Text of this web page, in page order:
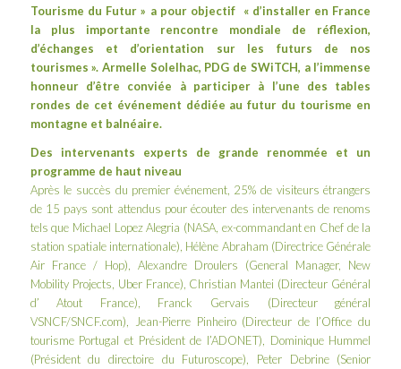
Tourisme du Futur » a pour objectif « d’installer en France
la plus importante rencontre mondiale de réflexion,
d’échanges et d’orientation sur les futurs de nos
tourismes ». Armelle Solelhac, PDG de SWiTCH, a l’immense
honneur d’être conviée à participer à l’une des tables
rondes de cet événement dédiée au futur du tourisme en
montagne et balnéaire.
Des intervenants experts de grande renommée et un
programme de haut niveau
Après le succès du premier événement, 25% de visiteurs étrangers
de 15 pays sont attendus pour écouter des intervenants de renoms
tels que Michael Lopez Alegria (NASA, ex-commandant en Chef de la
station spatiale internationale), Hélène Abraham (Directrice Générale
Air France / Hop), Alexandre Droulers (General Manager, New
Mobility Projects, Uber France), Christian Mantei (Directeur Général
d’ Atout France), Franck Gervais (Directeur général
VSNCF/SNCF.com), Jean-Pierre Pinheiro (Directeur de l’Office du
tourisme Portugal et Président de l’ADONET), Dominique Hummel
(Président du directoire du Futuroscope), Peter Debrine (Senior